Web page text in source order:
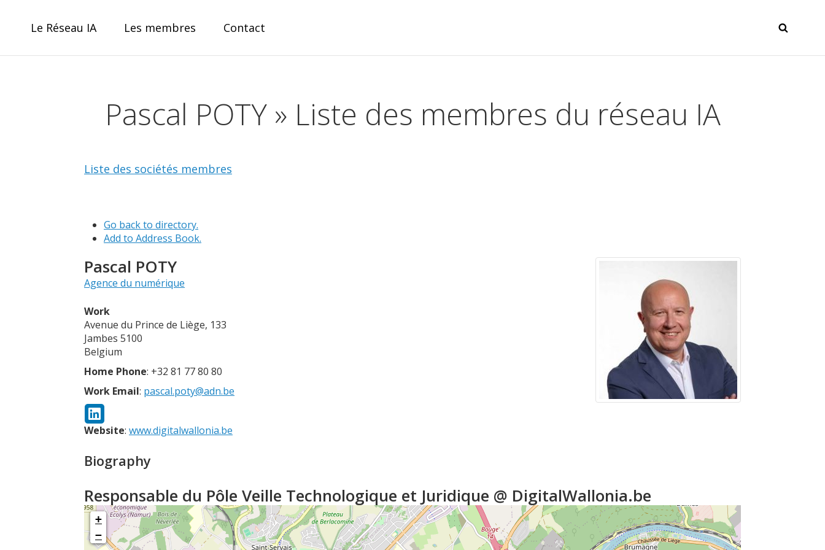
Le Réseau IA Les membres Contact
le collectif IA pour la WalloniePascal POTY » Liste des membres du réseau IA
Liste des sociétés membres
Go back to directory.
Add to Address Book.
Pascal POTY
Agence du numérique
Work
Avenue du Prince de Liège, 133
Jambes 5100
Belgium
Home Phone: +32 81 77 80 80
Work Email: pascal.poty@adn.be
Website: www.digitalwallonia.be
Biography
Responsable du Pôle Veille Technologique et Juridique @ DigitalWallonia.be
+
−